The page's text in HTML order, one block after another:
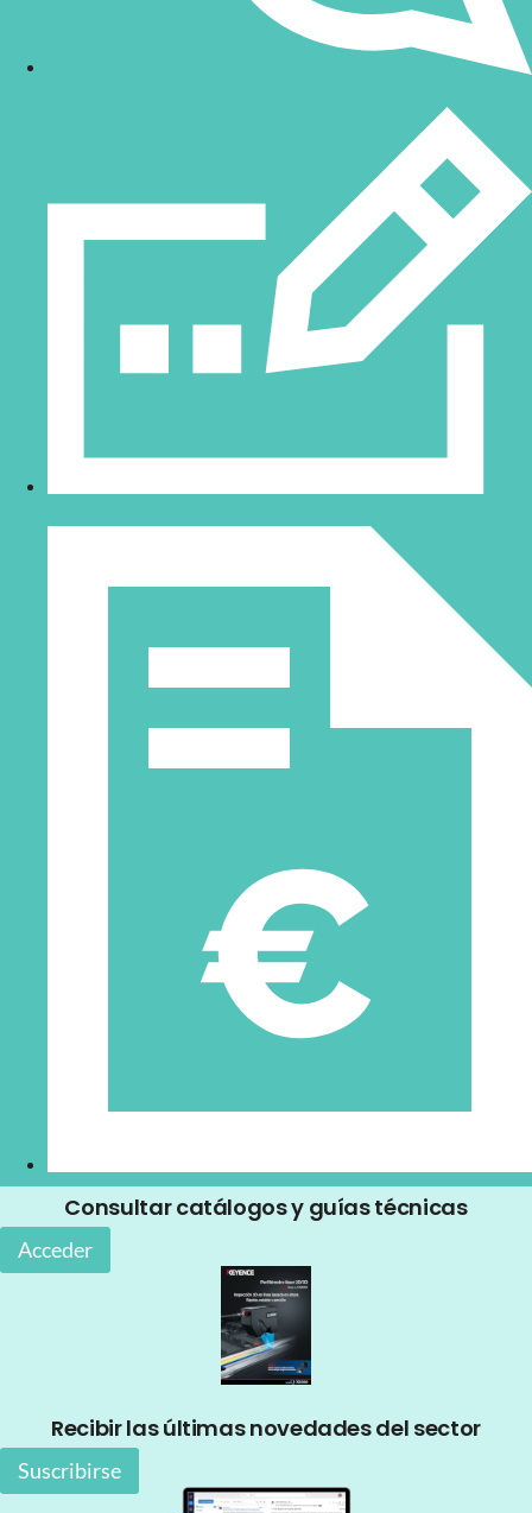
Consultar catálogos y guías técnicas
Acceder
Recibir las últimas novedades del sector
Suscribirse